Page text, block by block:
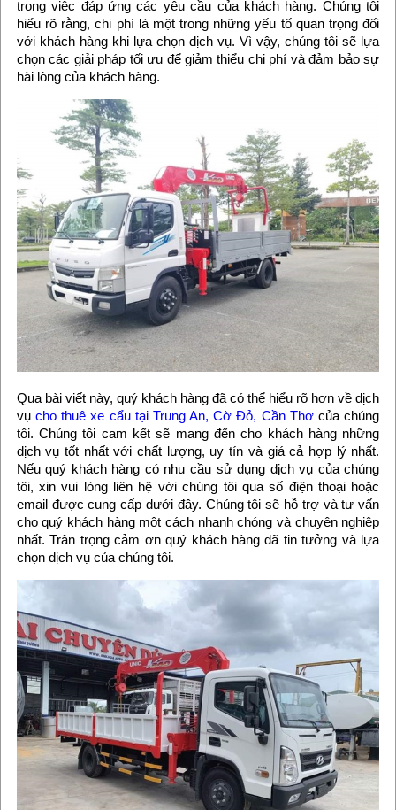
trong việc đáp ứng các yêu cầu của khách hàng. Chúng tôi
hiểu rõ rằng, chi phí là một trong những yếu tố quan trọng đối
với khách hàng khi lựa chọn dịch vụ. Vì vậy, chúng tôi sẽ lựa
chọn các giải pháp tối ưu để giảm thiểu chi phí và đảm bảo sự
hài lòng của khách hàng.
Qua bài viết này, quý khách hàng đã có thể hiểu rõ hơn về dịch
vụcho thuê xe cẩu tại Trung An, Cờ Đỏ, Cần Thơcủa chúng
tôi. Chúng tôi cam kết sẽ mang đến cho khách hàng những
dịch vụ tốt nhất với chất lượng, uy tín và giá cả hợp lý nhất.
Nếu quý khách hàng có nhu cầu sử dụng dịch vụ của chúng
tôi, xin vui lòng liên hệ với chúng tôi qua số điện thoại hoặc
email được cung cấp dưới đây. Chúng tôi sẽ hỗ trợ và tư vấn
cho quý khách hàng một cách nhanh chóng và chuyên nghiệp
nhất. Trân trọng cảm ơn quý khách hàng đã tin tưởng và lựa
chọn dịch vụ của chúng tôi.